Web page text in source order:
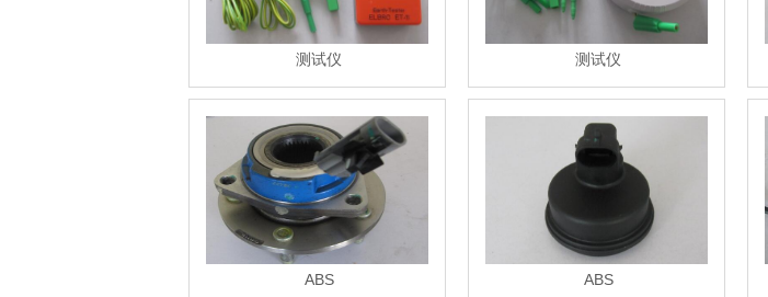
测试仪 测试仪
ABS ABS